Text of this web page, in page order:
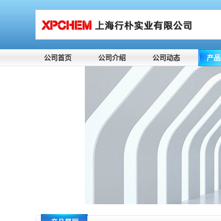
公司首页 公司介绍 公司动态 产